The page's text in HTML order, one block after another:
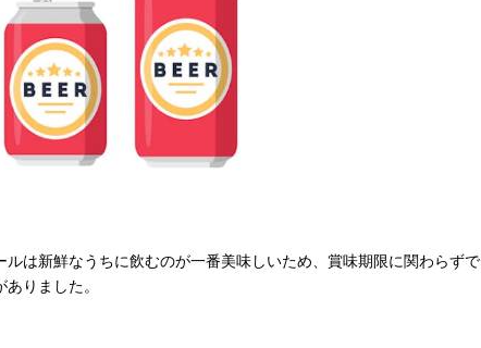
は新鮮なうちに飲むのが一番美味しいため、賞味期限に関わらずで
りました。